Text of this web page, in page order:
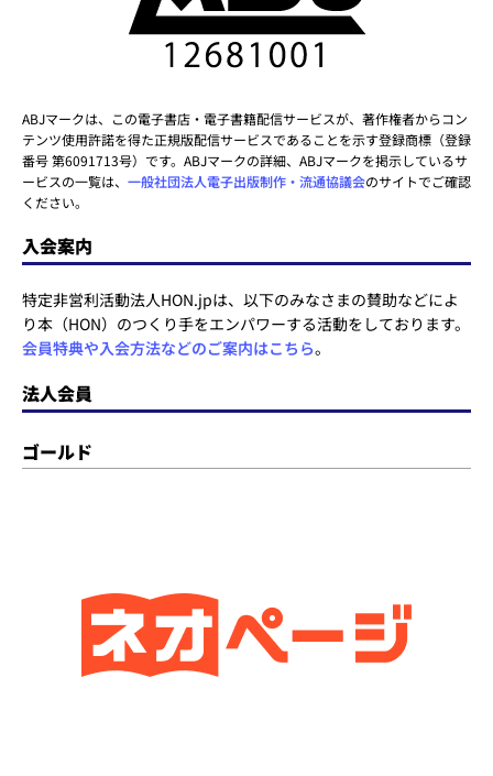
ABJマークは、この電子書店・電子書籍配信サービスが、著作権者からコン
テンツ使用許諾を得た正規版配信サービスであることを示す登録商標（登録
番号 第6091713号）です。ABJマークの詳細、ABJマークを掲示しているサ
ービスの一覧は、 一般社団法人電子出版制作・流通協議会のサイトでご確認
ください。
入会案内
特定非営利活動法人HON.jpは、以下のみなさまの賛助などによ
り本（HON）のつくり手をエンパワーする活動をしております。
会員特典や入会方法などのご案内はこちら。
法人会員
ゴールド